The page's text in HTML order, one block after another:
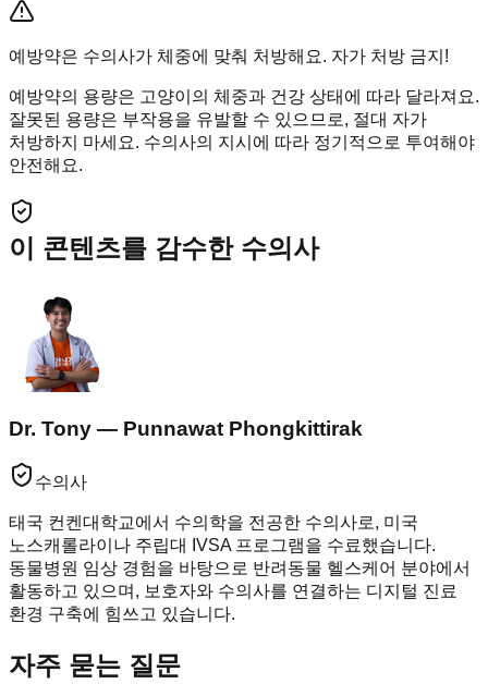
예방약은 수의사가 체중에 맞춰 처방해요. 자가 처방 금지!
예방약의 용량은 고양이의 체중과 건강 상태에 따라 달라져요.
잘못된 용량은 부작용을 유발할 수 있으므로, 절대 자가
처방하지 마세요. 수의사의 지시에 따라 정기적으로 투여해야
안전해요.
이 콘텐츠를 감수한 수의사
Dr. Tony — Punnawat Phongkittirak
수의사
태국 컨켄대학교에서 수의학을 전공한 수의사로, 미국
노스캐롤라이나 주립대 IVSA 프로그램을 수료했습니다.
동물병원 임상 경험을 바탕으로 반려동물 헬스케어 분야에서
활동하고 있으며, 보호자와 수의사를 연결하는 디지털 진료
환경 구축에 힘쓰고 있습니다.
자주 묻는 질문